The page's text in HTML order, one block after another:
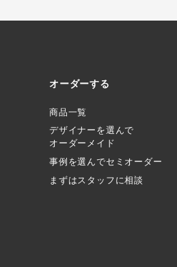
オーダーする
商品一覧
デザイナーを選んで
オーダーメイド
事例を選んでセミオーダー
まずはスタッフに相談